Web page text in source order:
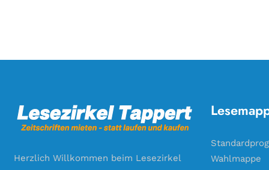
Herzlich Willkommen beim Lesezirkel
Wahlmappe